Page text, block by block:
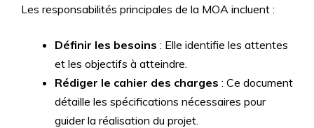
Les responsabilités principales de la MOA incluent :
Définir les besoins : Elle identifie les attentes
et les objectifs à atteindre.
Rédiger le cahier des charges : Ce document
détaille les spécifications nécessaires pour
guider la réalisation du projet.